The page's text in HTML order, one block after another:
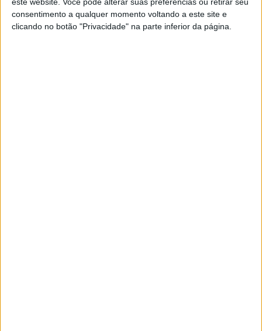
consentimento a qualquer momento voltando a este site e
clicando no botão "Privacidade" na parte inferior da página.
Tuono 457